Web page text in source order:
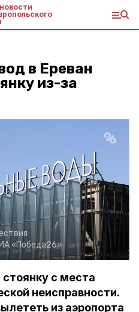
в Ереван
из-за
ИА «Победа26»
с места
неисправности.
из аэропорта